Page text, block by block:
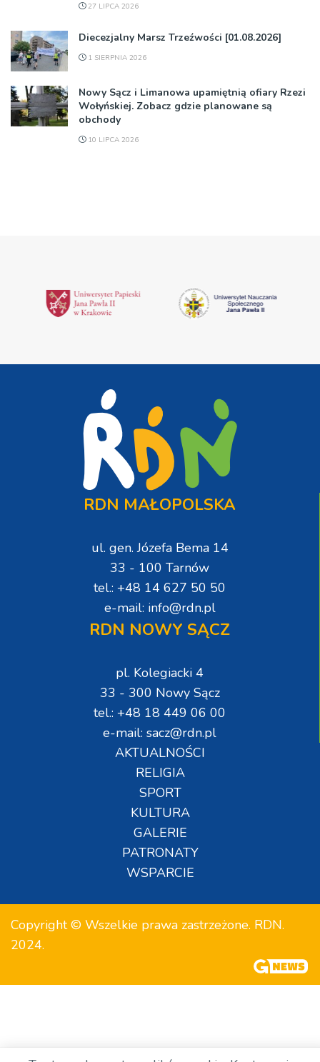
27 LIPCA 2026
Diecezjalny Marsz Trzeźwości [01.08.2026]
1 SIERPNIA 2026
Nowy Sącz i Limanowa upamiętnią ofiary Rzezi
Wołyńskiej. Zobacz gdzie planowane są
obchody
10 LIPCA 2026
RDN MAŁOPOLSKA
ul. gen. Józefa Bema 14
33 - 100 Tarnów
tel.: +48 14 627 50 50
e-mail: info@rdn.pl
RDN NOWY SĄCZ
pl. Kolegiacki 4
33 - 300 Nowy Sącz
tel.: +48 18 449 06 00
e-mail: sacz@rdn.pl
AKTUALNOŚCI
RELIGIA
SPORT
KULTURA
GALERIE
PATRONATY
WSPARCIE
Copyright © Wszelkie prawa zastrzeżone. RDN.
2024.